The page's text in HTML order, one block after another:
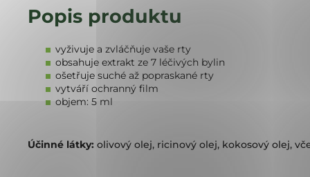
vyživuje a zvláčňuje vaše rty
obsahuje extrakt ze 7 léčivých bylin
ošetřuje suché až popraskané rty
vytváří ochranný film
objem: 5 ml
Účinné látky: olivový olej, ricinový olej, kokosový olej,